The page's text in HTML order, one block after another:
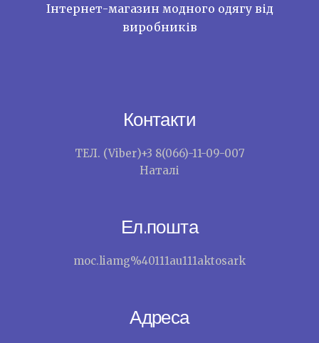
Інтернет-магазин модного одягу від
виробників
Контакти
ТЕЛ. (Viber)+3 8(066)-11-09-007
Наталі
Ел.пошта
moc.liamg%40111au111aktosark
Адреса